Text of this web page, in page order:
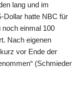
lang und im
Dollar hatte NBC für
einmal 100
Nach eigenen
vor Ende der
(Schmieder